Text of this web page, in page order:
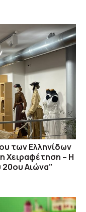
των Ελληνίδων
Χειραφέτηση – Η
20ου Αιώνα”